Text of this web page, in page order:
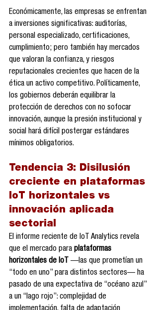
Económicamente, las empresas se enfrentan
a inversiones significativas: auditorías,
personal especializado, certificaciones,
cumplimiento; pero también hay mercados
que valoran la confianza, y riesgos
reputacionales crecientes que hacen de la
ética un activo competitivo. Políticamente,
los gobiernos deberán equilibrar la
protección de derechos con no sofocar
innovación, aunque la presión institucional y
social hará difícil postergar estándares
mínimos obligatorios.
Tendencia 3: Disilusión
creciente en plataformas
IoT horizontales vs
innovación aplicada
sectorial
El informe reciente de IoT Analytics revela
que el mercado para plataformas
horizontales de IoT —las que prometían un
“todo en uno” para distintos sectores— ha
pasado de una expectativa de “océano azul”
a un “lago rojo”: complejidad de